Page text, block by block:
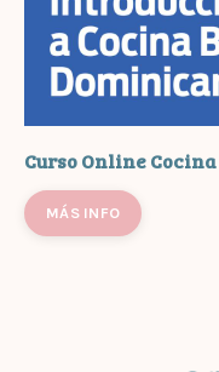
Curso Online
MÁS INFO